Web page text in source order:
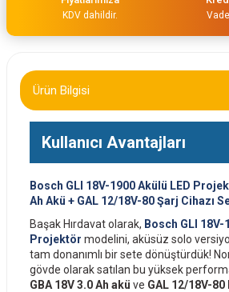
KDV dahildir.
Ürün Bilgisi
Kullanıcı Avantajları
Bosch GLI 18V-1900 Akülü LED
Ah Akü + GAL 12/18V-80 Şarj Cihazı
Başak Hırdavat olarak, Bosch GLI 18V-
Projektör modelini, aküsüz solo
tam donanımlı bir sete dönüştürdük!
gövde olarak satılan bu yüksek
GBA 18V 3.0 Ah akü ve GAL 12/18V-80